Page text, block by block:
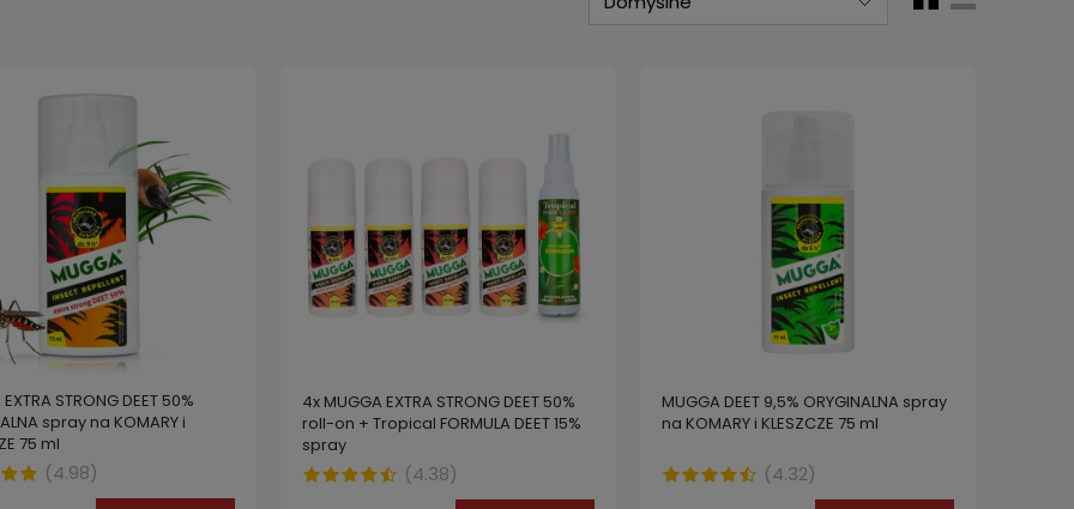
STRONG DEET 50%
spray na KOMARY i
75 ml
(4.98)
4x MUGGA EXTRA STRONG DEET 50%
roll-on + Tropical FORMULA DEET 15%
spray
(4.38)
MUGGA DEET 9,5% ORYGINALNA spray
na KOMARY i KLESZCZE 75 ml
(4.32)